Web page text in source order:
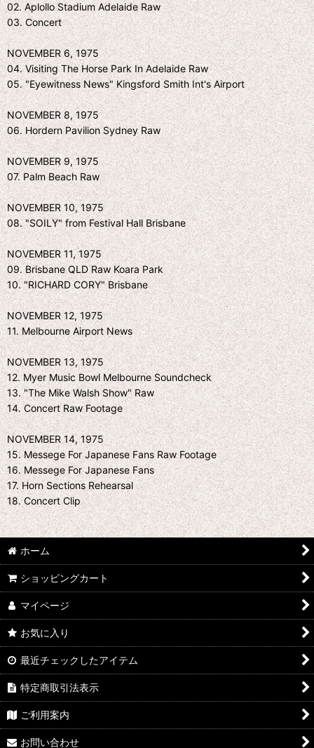
02. Aplollo Stadium Adelaide Raw
03. Concert
NOVEMBER 6, 1975
04. Visiting The Horse Park In Adelaide Raw
05. "Eyewitness News" Kingsford Smith Int's Airport
NOVEMBER 8, 1975
06. Hordern Pavilion Sydney Raw
NOVEMBER 9, 1975
07. Palm Beach Raw
NOVEMBER 10, 1975
08. "SOILY" from Festival Hall Brisbane
NOVEMBER 11, 1975
09. Brisbane QLD Raw Koara Park
10. "RICHARD CORY" Brisbane
NOVEMBER 12, 1975
11. Melbourne Airport News
NOVEMBER 13, 1975
12. Myer Music Bowl Melbourne Soundcheck
13. "The Mike Walsh Show" Raw
14. Concert Raw Footage
NOVEMBER 14, 1975
15. Messege For Japanese Fans Raw Footage
16. Messege For Japanese Fans
17. Horn Sections Rehearsal
18. Concert Clip
ホーム
ショッピングカート
マイページ
お気に入り
最近チェックしたアイテム
特定商取引法表示
ご利用案内
お問い合わせ